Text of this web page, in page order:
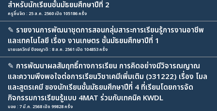
สำหรับนักเรียนชั้นมัธยมศึกษาปีที่ 2
ครูชื่นจิต : 25 ส.ค. 2560 เปิด 105186 ครั้ง
✎ รายงานการพัฒนาชุดการสอนกลุ่มสาระการเรียนรู้การงานอาชีพ
และเทคโนโลยี เรื่อง งานเกษตร ชั้นมัธยมศึกษาปีที่ 1
นายเอกวิทย์ ป้องญาติ : 8 ส.ค. 2561 เปิด 104853 ครั้ง
✎ การพัฒนาผลสัมฤทธิ์ทางการเรียน การคิดอย่างมีวิจารณญาณ
และความพึงพอใจต่อการเรียนวิชาเคมีเพิ่มเติม (ว31222) เรื่อง โมล
และสูตรเคมี ของนักเรียนชั้นมัธยมศึกษาปีที่ 4 ที่เรียนโดยการจัด
กิจกรรมการเรียนรู้แบบ 4MAT ร่วมกับเทคนิค KWDL
บอย : 7 มี.ค. 2568 เปิด 99828 ครั้ง